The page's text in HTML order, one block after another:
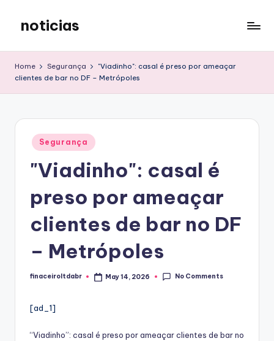
content
noticias
Home Segurança
"Viadinho": casal é preso por ameaçar
clientes de bar no DF – Metrópoles
Posted
in
Segurança
"Viadinho": casal é
preso por ameaçar
clientes de bar no DF
– Metrópoles
Posted
finaceiroltdabr May 14, 2026 No Comments
[ad_1]
“Viadinho”: casal é preso por ameaçar clientes de bar no